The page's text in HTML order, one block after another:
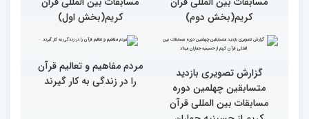
مهمانان در غرفه های
مسابقات بین المللی قران
کریم(بخش دوم)
گزارش تصویری حضور